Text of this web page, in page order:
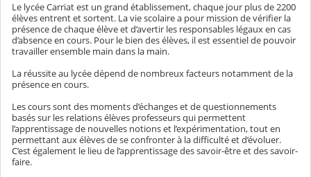
Le lycée Carriat est un grand établissement, chaque jour plus de 2200
élèves entrent et sortent. La vie scolaire a pour mission de vérifier la
présence de chaque élève et d’avertir les responsables légaux en cas
d’absence en cours. Pour le bien des élèves, il est essentiel de pouvoir
travailler ensemble main dans la main.
La réussite au lycée dépend de nombreux facteurs notamment de la
présence en cours.
Les cours sont des moments d’échanges et de questionnements
basés sur les relations élèves professeurs qui permettent
l’apprentissage de nouvelles notions et l’expérimentation, tout en
permettant aux élèves de se confronter à la difficulté et d’évoluer.
C’est également le lieu de l’apprentissage des savoir-être et des savoir-
faire.